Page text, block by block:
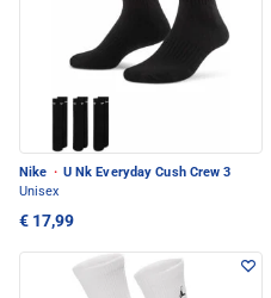
Nike · U Nk Everyday Cush Crew 3
Unisex
€ 17,99